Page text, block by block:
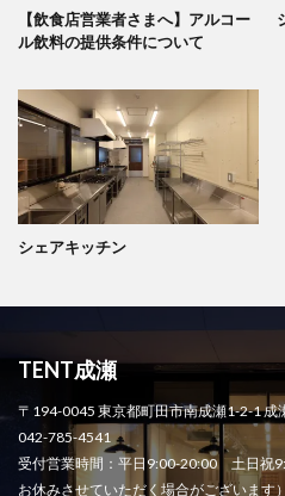
【飲食店営業者さまへ】アルコー
ル飲料の提供条件について
シェアキッチン
TENT成瀬
〒194-0045 東京都町田市南成瀬1-2-1 成
042-785-4541
受付営業時間：平日9:00-20:00 土日祝
お休みさせていただく場合がございます）